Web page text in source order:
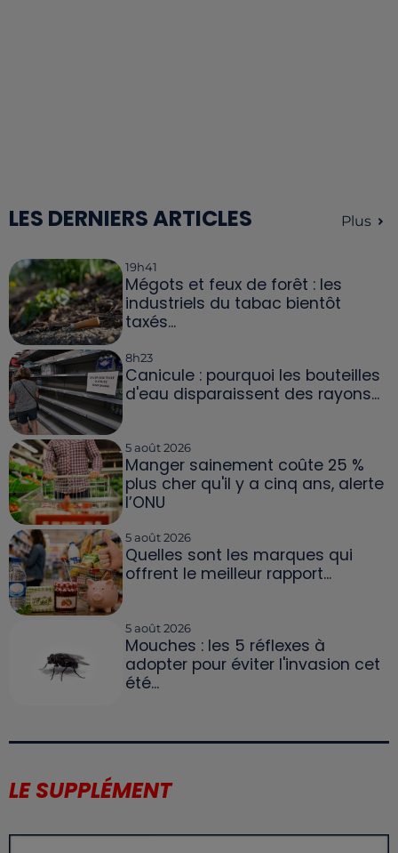
LES DERNIERS ARTICLES Plus
19h41
Mégots et feux de forêt : les
industriels du tabac bientôt
taxés...
8h23
Canicule : pourquoi les bouteilles
d'eau disparaissent des rayons...
5 août 2026
Manger sainement coûte 25 %
plus cher qu'il y a cinq ans, alerte
l’ONU
5 août 2026
Quelles sont les marques qui
offrent le meilleur rapport...
5 août 2026
Mouches : les 5 réflexes à
adopter pour éviter l'invasion cet
été...
LE SUPPLÉMENT